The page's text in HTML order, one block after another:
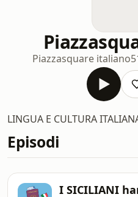
Piazzasquare italiano
LINGUA E CULTURA
Episodi
I SICILIANI